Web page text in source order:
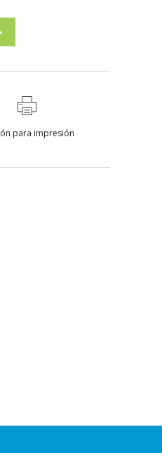
para impresión